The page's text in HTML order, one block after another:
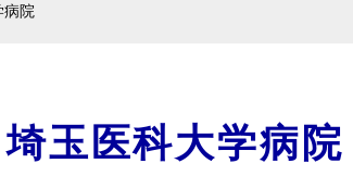
院
玉医科大学病院